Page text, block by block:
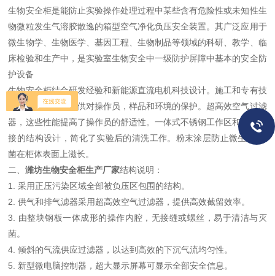
生物安全柜是能防止实验操作处理过程中某些含有危险性或未知性生
物微粒发生气溶胶散逸的箱型空气净化负压安全装置。其广泛应用于
微生物学、生物医学、基因工程、生物制品等领域的科研、教学、临
床检验和生产中，是实验室生物安全中一级防护屏障中基本的安全防
护设备
生物安全柜结合研发经验和新能源直流电机科技设计。施工和专有技
术方面的考虑，提供对操作员，样品和环境的保护。超高效空气过滤
器，这些性能提高了操作员的舒适性。一体式不锈钢工作区和无缝焊
接的结构设计，简化了实验后的清洗工作。粉末涂层防止微生物
菌在柜体表面上滋长。
二、潍坊生物安全柜生产厂家结构说明：
1.采用正压污染区域全部被负压区包围的结构。
2.供气和排气滤器采用超高效空气过滤器，提供高效截留效率。
3. 由整块钢板一体成形的操作内腔，无接缝或螺丝，易于清洁与灭
菌。
4.倾斜的气流供应过滤器，以达到高效的下沉气流均匀性。
5. 新型微电脑控制器，超大显示屏幕可显示全部安全信息。